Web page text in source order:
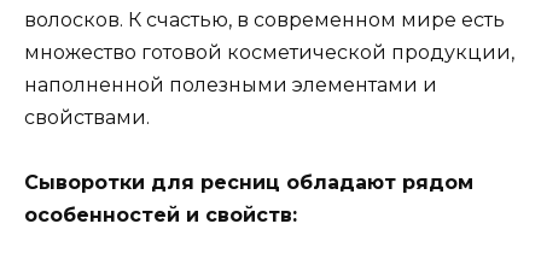
волосков. К счастью, в современном мире есть
множество готовой косметической продукции,
наполненной полезными элементами и
свойствами.
Сыворотки для ресниц обладают рядом
особенностей и свойств: